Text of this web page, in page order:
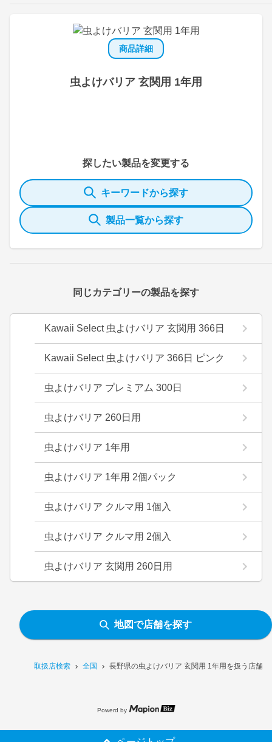
取扱店検索 全国 長野県の虫よけバリア 玄関用 1年用を扱う店舗一
商品詳細
虫よけバリア 玄関用 1年用
探したい製品を変更する
キーワードから探す
製品一覧から探す
同じカテゴリーの製品を探す
Kawaii Select 虫よけバリア 玄関用 366日
Kawaii Select 虫よけバリア 366日 ピンク
虫よけバリア プレミアム 300日
虫よけバリア 260日用
虫よけバリア 1年用
虫よけバリア 1年用 2個パック
虫よけバリア クルマ用 1個入
虫よけバリア クルマ用 2個入
虫よけバリア 玄関用 260日用
地図で店舗を探す
Powerd by